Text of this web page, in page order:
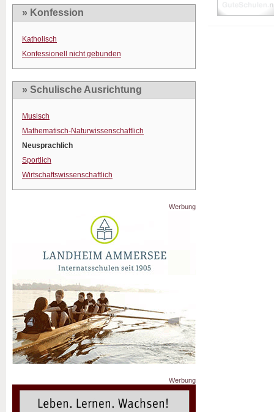
» Konfession
Katholisch
Konfessionell nicht gebunden
» Schulische Ausrichtung
Musisch
Mathematisch-Naturwissenschaftlich
Neusprachlich
Sportlich
Wirtschaftswissenschaftlich
Werbung
Werbung